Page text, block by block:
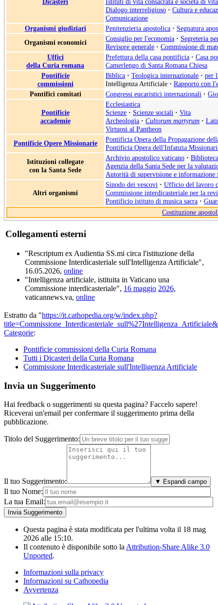
Dialogo interreligioso · Cultura e
Comunicazione
Organismi giudiziari
Penitenzieria apostolica · Segnatura
Organismi economici
Consiglio per l'economia · Segreteria
Revisore generale · Commissione di
Uffici
della Curia romana
Prefettura della casa pontificia · Casa
Camerlengo di Santa Romana Chiesa
Pontificie
commissioni
Biblica · Teologica internazionale · per
Intelligenza Artificiale · Rapporto con
Pontifici comitati
Congressi eucaristici internazionali ·
Pontificie
accademie
Ecclesiastica
Scienze · Scienze sociali · Vita
Archeologia · Cultorum martyrum ·
Virtuosi al Pantheon
Pontificie Opere Missionarie
Pontificia Opera della Propagazione
Pontificia Opera dell'Infanzia
Istituzioni collegate
con la Santa Sede
Archivio apostolico vaticano ·
Agenzia della Santa Sede per la
Autorità di supervisione e informazione
Altri organismi
Sinodo dei vescovi · Ufficio del lavoro
Commissione interdicasteriale per la
Pontificio istituto di musica sacra ·
Costituzione
Collegamenti esterni
"Rescriptum ex Audientia SS.mi circa l'istituzione della
Commissione Interdicasteriale sull'Intelligenza Artificiale",
16.05.2026, online
"Intelligenza artificiale, istituita in Vaticano una
Commissione interdicasteriale", 16 maggio 2026,
vaticannews.va, online
Estratto da "https://it.cathopedia.org/w/index.php?
Categorie:
Pontificie commissioni della Curia Romana
Tutti i Dicasteri della Curia Romana
Commissione Interdicasteriale sull'Intelligenza Artificiale
Invia un Suggerimento
Hai feedback o suggerimenti su questa pagina? Faccelo sapere!
Riceverai un'email per confermare il suggerimento prima della
pubblicazione.
Titolo del Suggerimento:
Il tuo Suggerimento: ▼ Espandi campo
Il tuo Nome:
La tua Email:
Questa pagina è stata modificata per l'ultima volta il 18 mag
2026 alle 15:10.
Il contenuto è disponibile sotto laAttribution-Share Alike 3.0
Unported.
Informazioni sulla privacy
Informazioni su Cathopedia
Avvertenza